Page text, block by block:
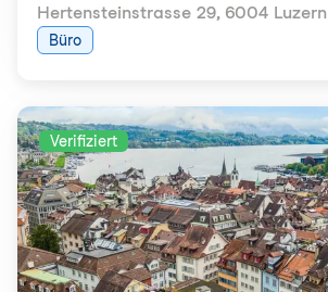
Hertensteinstrasse 29, 6004 Luzern
Büro
Verifiziert